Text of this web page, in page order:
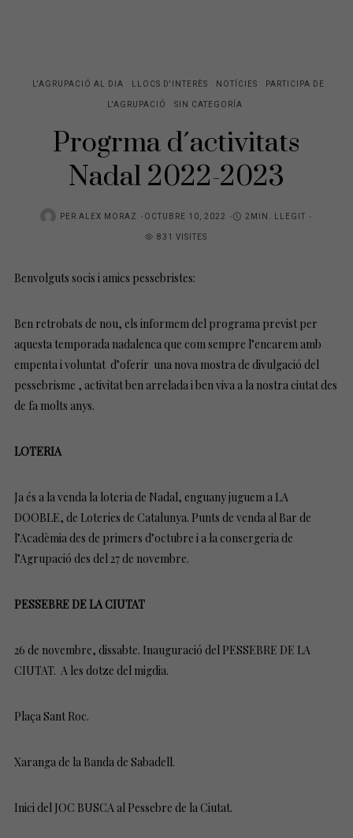
L'AGRUPACIÓ AL DIA LLOCS D'INTERÈS NOTÍCIES
PARTICIPA DE
L'AGRUPACIÓ
SIN CATEGORÍA
Progrma d´activitats
Nadal 2022-2023
PER ALEX MORAZ OCTUBRE 10, 2022
2MIN. LLEGIT
831 VISITES
Benvolguts socis i amics pessebristes:
Ben retrobats de nou, els informem del programa previst per
aquesta temporada nadalenca que com sempre l’encarem amb
empenta i voluntat d’oferir una nova mostra de divulgació del
pessebrisme , activitat ben arrelada i ben viva a la nostra ciutat des
de fa molts anys.
LOTERIA
Ja és a la venda la loteria de Nadal, enguany juguem a LA
DOOBLE, de Loteries de Catalunya. Punts de venda al Bar de
l’Acadèmia des de primers d’octubre i a la consergeria de
l’Agrupació des del 27 de novembre.
PESSEBRE DE LA CIUTAT
26 de novembre, dissabte. Inauguració del PESSEBRE DE LA
CIUTAT. A les dotze del migdia.
Plaça Sant Roc.
Xaranga de la Banda de Sabadell.
Inici del JOC BUSCA al Pessebre de la Ciutat.